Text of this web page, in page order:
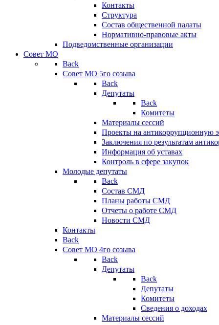
Контакты
Структура
Состав общественной палаты
Нормативно-правовые акты
Подведомственные организации
Совет МО
Back
Совет МО 5го созыва
Back
Депутаты
Back
Комитеты
Материалы сессий
Проекты на антикоррупционную
Заключения по результатам
Информация об уставах
Контроль в сфере закупок
Молодые депутаты
Back
Состав СМД
Планы работы СМД
Отчеты о работе СМД
Новости СМД
Контакты
Back
Совет МО 4го созыва
Back
Депутаты
Back
Депутаты
Комитеты
Сведения о доходах
Материалы сессий